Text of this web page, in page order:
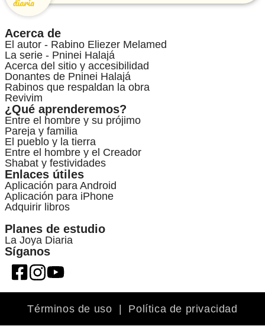
Acerca de
El autor - Rabino Eliezer Melamed
La serie - Pninei Halajá
Acerca del sitio y accesibilidad
Donantes de Pninei Halajá
Rabinos que respaldan la obra
Revivim
¿Qué aprenderemos?
Entre el hombre y su prójimo
Pareja y familia
El pueblo y la tierra
Entre el hombre y el Creador
Shabat y festividades
Enlaces útiles
Aplicación para Android
Aplicación para iPhone
Adquirir libros
Planes de estudio
La Joya Diaria
Síganos
Términos de uso Política de privacidad